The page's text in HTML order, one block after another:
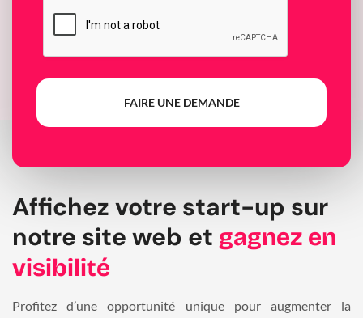
FAIRE UNE DEMANDE
Affichez votre start-up sur
notre site web et gagnez en
visibilité
Profitez d’une opportunité unique pour augmenter la